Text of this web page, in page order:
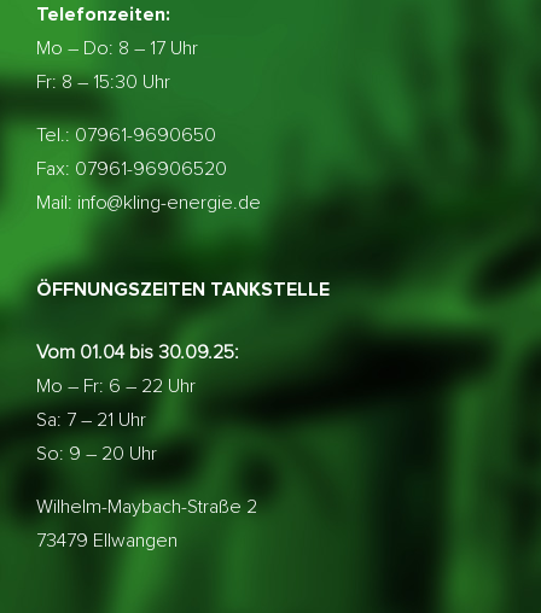
Telefonzeiten:
Mo – Do: 8 – 17 Uhr
Fr: 8 – 15:30 Uhr
Tel.: 07961-9690650
Fax: 07961-96906520
Mail: info@kling-energie.de
ÖFFNUNGSZEITEN TANKSTELLE
Vom 01.04 bis 30.09.25:
Mo – Fr: 6 – 22 Uhr
Sa: 7 – 21 Uhr
So: 9 – 20 Uhr
Wilhelm-Maybach-Straße 2
73479 Ellwangen